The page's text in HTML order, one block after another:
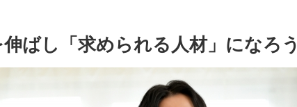
ばし「求められる人材」になろう